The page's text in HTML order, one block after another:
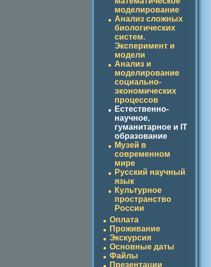
моделирование
Анализ сложных
биологических
систем.
Эксперимент и
модели
Анализ и
моделирование
социально-
экономических
процессов
Естественно-
научное,
гуманитарное и IT
образование
Музей в
современном
мире
Русский научный
язык
Культурное
пространство
России
Оплата
Проживание
Экскурсия
Основные даты
Файлы
Презентации